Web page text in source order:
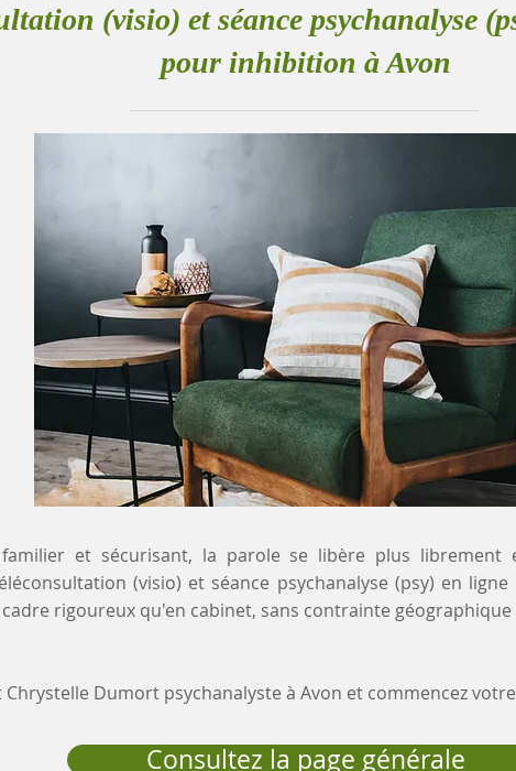
(visio) et séance psychanalyse
pour inhibition à Avon
et sécurisant, la parole se libère plus librement
(visio) et séance psychanalyse (psy) en
rigoureux qu'en cabinet, sans contrainte
Chrystelle Dumort psychanalyste à Avon et commencez
Consultez la page générale